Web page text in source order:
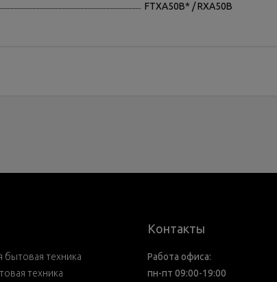
FTXA50B* / RXA50B
бытовая техника
техника
Контакты
Работа офиса:
пн-пт 09:00-19:00